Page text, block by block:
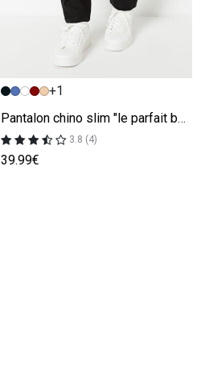
Image précédente
Image suivante
+1
Pantalon chino slim "le parfait by JULES" noir
3.8 (4)
39.99€